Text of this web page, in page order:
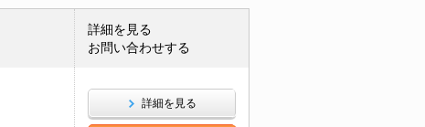
詳細を見る
お問い合わせする
詳細を見る